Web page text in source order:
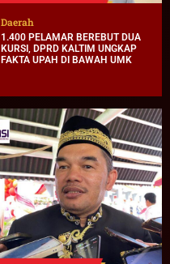
Daerah
1.400 PELAMAR BEREBUT DUA
KURSI, DPRD KALTIM UNGKAP
FAKTA UPAH DI BAWAH UMK